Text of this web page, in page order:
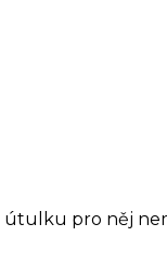
útulku pro něj